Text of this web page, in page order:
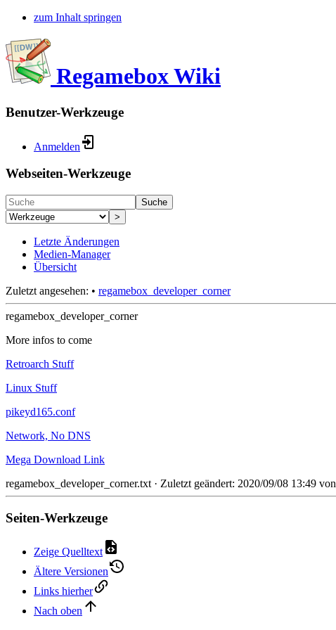
zum Inhalt springen
Regamebox Wiki
Benutzer-Werkzeuge
Anmelden
Webseiten-Werkzeuge
Suche
>
Letzte Änderungen
Medien-Manager
Übersicht
Zuletzt angesehen: • regamebox_developer_corner
regamebox_developer_corner
More infos to come
Retroarch Stuff
Linux Stuff
pikeyd165.conf
Network, No DNS
Mega Download Link
regamebox_developer_corner.txt · Zuletzt geändert: 2020/09/08 13:49 von
Seiten-Werkzeuge
Zeige Quelltext
Ältere Versionen
Links hierher
Nach oben